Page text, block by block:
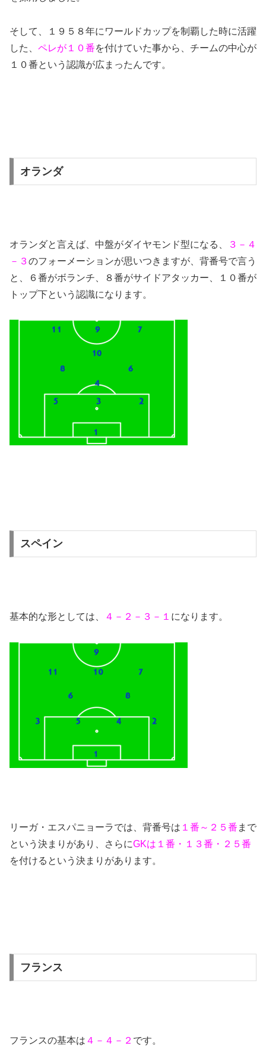
そして、１９５８年にワールドカップを制覇した時に活躍
した、 ペレが１０番を付けていた事から、チームの中心が
１０番という認識が広まったんです。
オランダ
オランダと言えば、中盤がダイヤモンド型になる、
３－４
－３のフォーメーションが思いつきますが、背番号で言う
と、６番がボランチ、８番がサイドアタッカー、１０番が
トップ下という認識になります。
スペイン
基本的な形としては、 ４－２－３－１ になります。
リーガ・エスパニョーラでは、背番号は １番～２５番 まで
という決まりがあり、さらにGKは１番・１３番・２５番
を付けるという決まりがあります。
フランス
フランスの基本は ４－４－２ です。